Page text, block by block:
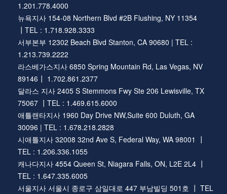
1.201.778.4000
뉴욕지사 154-08 Northern Blvd #2B Flushing, NY 11354
┃TEL : 1.718.928.3333
서부본부 12302 Beach Blvd Stanton, CA 90680 | TEL :
1.213.739.2222
라스베가스지사 6850 Spring Mountain Rd, Las Vegas, NV
89146┃ 1.702.861.2377
달라스 지사 2405 S Stemmons Fwy Ste 206 Lewisville, TX
75067 ┃TEL : 1.469.615.6000
애틀랜타지사 1960 Day Drive NW,Suite 600 Duluth, GA
30096 | TEL : 1.678.218.2828
시애틀지사 32008 32nd Ave S, Federal Way, WA 98001 ┃
TEL : 1.206.336.1055
캐나다지사 4554 Queen St, Niagara Falls, ON, L2E 2L4 ┃
TEL : 1.647.335.6005
서울지사 서울시 종로구 삼일대로 447 부남빌딩 501호 ┃ TEL